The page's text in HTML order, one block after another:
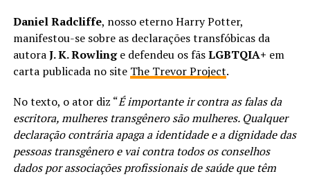
– O Senhor dos Anéis: Os Anéis de Poder | Primeira
temporada chega ao fim com saldo positivo
– Adão Negro chega imponente, mas não consegue
abraçar todo seu potencial
Cameron terá em torno de3 horas e 10 minutos de
duração.
Além de Worthington e Saldana, retornam ao longa
Sigourney Weaver (como a filha adolescente de Jake e
Neytiri, interpretada via captura de movimentos) e
Stephen Lang, junto as adições de Edie Falco, Jemaine
Clement e Kate Winslet.
Daniel Radcliffe, nosso eterno Harry Potter,
manifestou-se sobre as declarações transfóbicas da
autoraJ. K. Rowlinge defendeu os fãsLGBTQIA+ em
carta publicada no site The Trevor Project.
No texto, o ator diz “É importante ir contra as falas da
escritora, mulheres transgênero são mulheres. Qualquer
declaração contrária apaga a identidade e a dignidade das
pessoas transgênero e vai contra todos os conselhos
dados por associações profissionais de saúde que têm